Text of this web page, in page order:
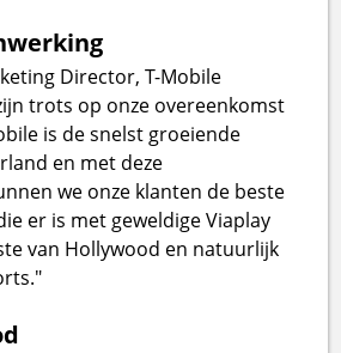
Director, T-Mobile
trots op onze overeenkomst
is de snelst groeiende
en met deze
we onze klanten de beste
er is met geweldige Viaplay
van Hollywood en natuurlijk